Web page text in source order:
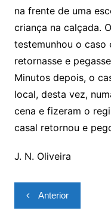
na frente de uma
criança na calçada.
testemunhou o caso
retornasse e
Minutos depois, o
local, desta vez,
cena e fizeram o
casal retornou e
J. N. Oliveira
Navegação
de
Anterior